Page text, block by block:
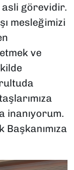
asli görevidir.
mesleğimizi
ve
inanıyorum.
Başkanımıza